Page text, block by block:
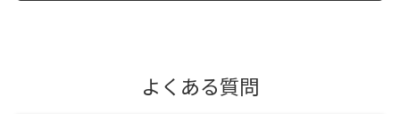
よくある質問